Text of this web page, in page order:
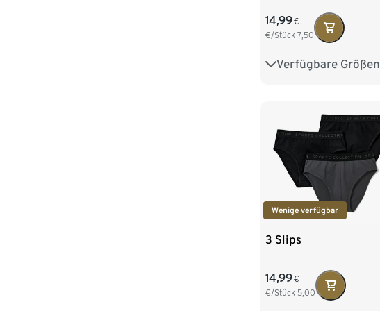
14,99€
€/Stück 7,50
Verfügbare Größen
S/4 M/5 L/6
Wenige verfügbar
3 Slips
14,99€
€/Stück 5,00